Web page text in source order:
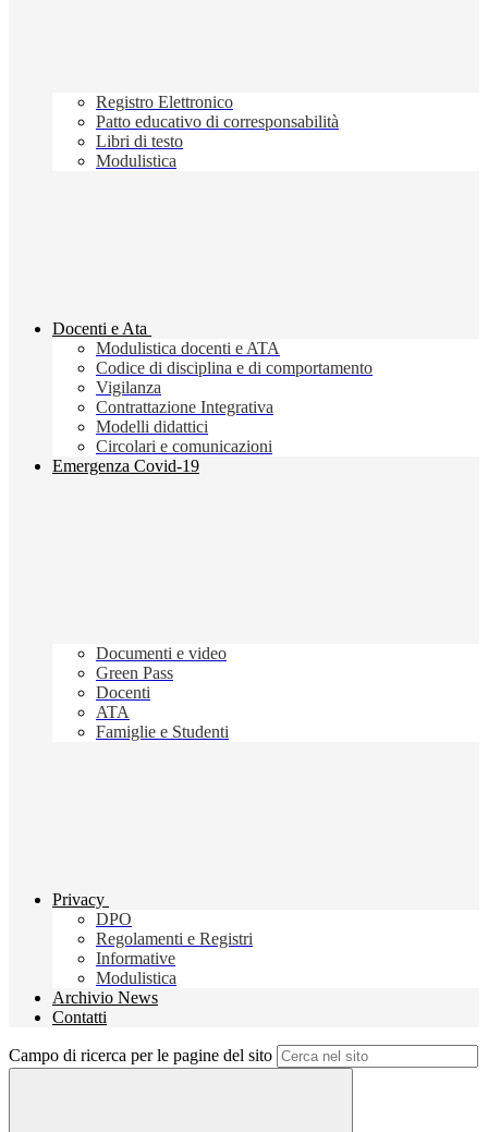
Registro Elettronico
Patto educativo di corresponsabilità
Libri di testo
Modulistica
Docenti e Ata
Modulistica docenti e ATA
Codice di disciplina e di comportamento
Vigilanza
Contrattazione Integrativa
Modelli didattici
Circolari e comunicazioni
Emergenza Covid-19
Documenti e video
Green Pass
Docenti
ATA
Famiglie e Studenti
Privacy
DPO
Regolamenti e Registri
Informative
Modulistica
Archivio News
Contatti
Campo di ricerca per le pagine del sito